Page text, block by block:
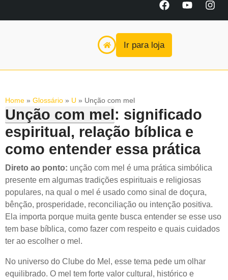
Ir para loja
Home » Glossário » U » Unção com mel
Unção com mel: significado
espiritual, relação bíblica e
como entender essa prática
Direto ao ponto: unção com mel é uma prática simbólica
presente em algumas tradições espirituais e religiosas
populares, na qual o mel é usado como sinal de doçura,
bênção, prosperidade, reconciliação ou intenção positiva.
Ela importa porque muita gente busca entender se esse uso
tem base bíblica, como fazer com respeito e quais cuidados
ter ao escolher o mel.
No universo do Clube do Mel, esse tema pede um olhar
equilibrado. O mel tem forte valor cultural, histórico e